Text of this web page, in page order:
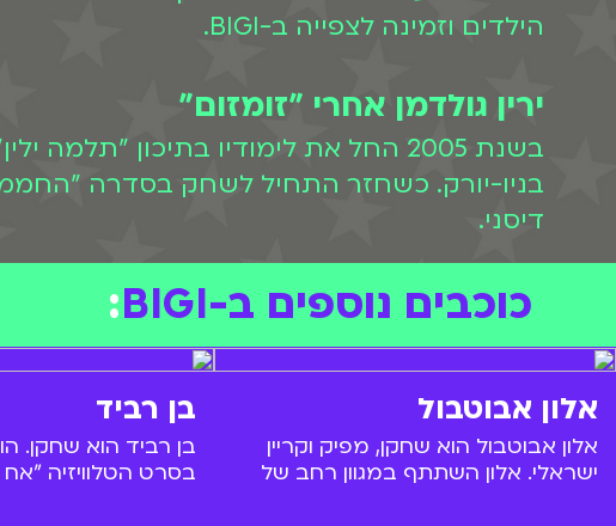
הילדים וזמינה לצפייה ב-BIGI.
ירין גולדמן אחרי "זומזום"
בשנת 2005 החל את לימודיו בתיכון
דיסני.
כוכבים נוספים ב-BIGI :
אלון אבוטבול
אלון אבוטבול הוא שחקן, מפיק וקריין
ישראלי. אלון השתתף במגוון רחב של
בן רביד
בן רביד הוא שחקן.
בסרט הטלוויזיה